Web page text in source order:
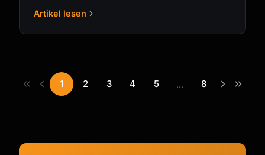
Artikel lesen
1 2 3 4 5 ... 8